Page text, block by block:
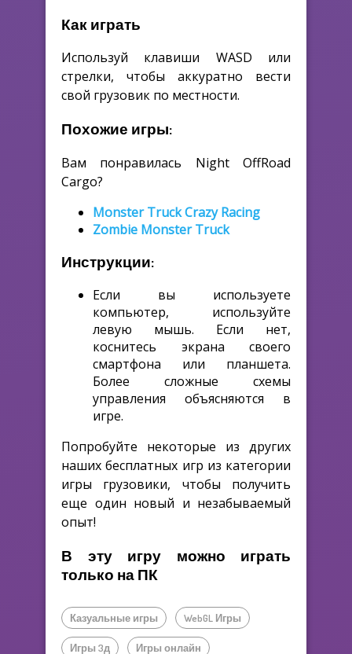
Как играть
Используй клавиши WASD или
стрелки, чтобы аккуратно вести
свой грузовик по местности.
Похожие игры:
Вам понравилась Night OffRoad
Cargo?
Monster Truck Crazy Racing
Zombie Monster Truck
Инструкции:
Если вы используете
компьютер, используйте
левую мышь. Если нет,
коснитесь экрана своего
смартфона или планшета.
Более сложные схемы
управления объясняются в
игре.
Попробуйте некоторые из других
наших бесплатных игр из категории
игры грузовики, чтобы получить
еще один новый и незабываемый
опыт!
В эту игру можно играть
только на ПК
Казуальные игры WebGL Игры
Игры 3д Игры онлайн